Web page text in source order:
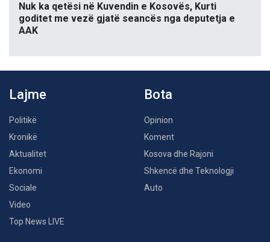
Nuk ka qetësi në Kuvendin e Kosovës, Kurti
goditet me vezë gjatë seancës nga deputetja e
AAK
Lajme
Politikë
Kronikë
Aktualitet
Ekonomi
Sociale
Video
Top News LIVE
Bota
Opinion
Koment
Kosova dhe Rajoni
Shkencë dhe Teknologji
Auto